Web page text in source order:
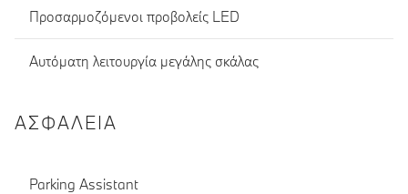
Προσαρμοζόμενοι προβολείς LED
Αυτόματη λειτουργία μεγάλης σκάλας
ΑΣΦΆΛΕΙΑ
Parking Assistant